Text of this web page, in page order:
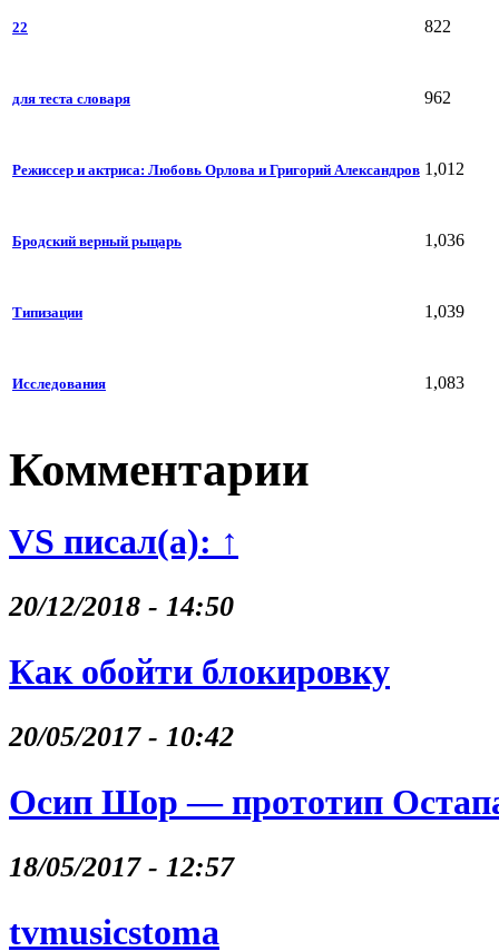
22 822
для теста словаря 962
Режиссер и актриса: Любовь Орлова и Григорий Александров 1,012
Бродский верный рыцарь 1,036
Типизации 1,039
Исследования 1,083
Комментарии
VS писал(а): ↑
20/12/2018 - 14:50
Как обойти блокировку
20/05/2017 - 10:42
Осип Шор — прототип
18/05/2017 - 12:57
tvmusicstoma